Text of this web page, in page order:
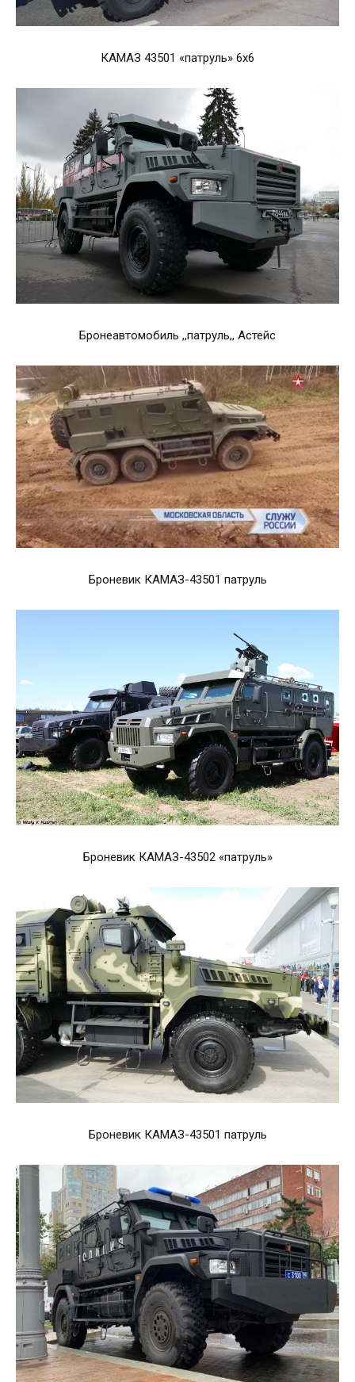
КАМАЗ 43501 «патруль» 6х6
Бронеавтомобиль ,,патруль,, Астейс
Броневик КАМАЗ-43501 патруль
Броневик КАМАЗ-43502 «патруль»
Броневик КАМАЗ-43501 патруль